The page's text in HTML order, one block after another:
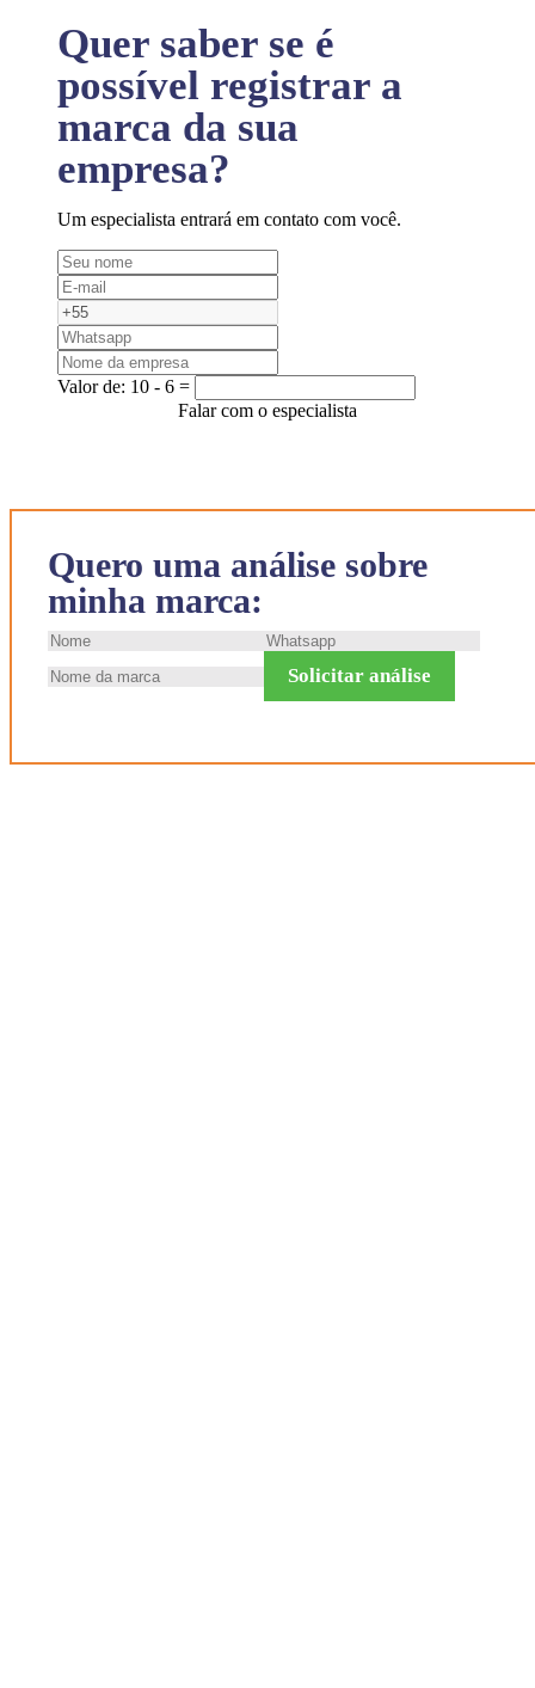
Quero uma análise sobre
minha marca:
Solicitar análise
Quer saber se é
possível registrar a
marca da sua
empresa?
Um especialista entrará em contato com você.
Valor de: 10 - 6 =
Falar com o especialista